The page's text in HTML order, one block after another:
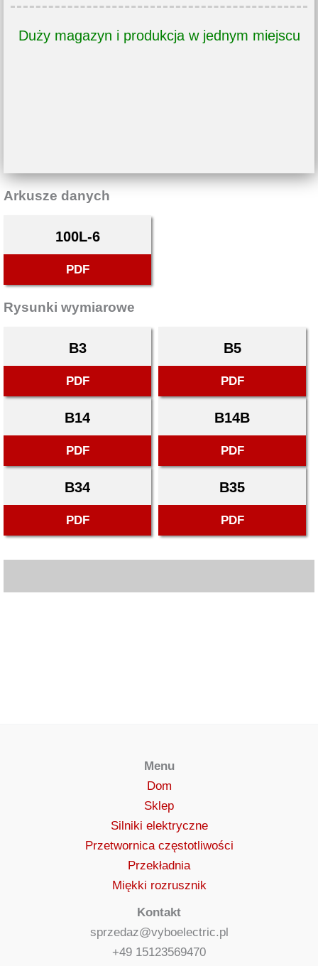
Duży magazyn i produkcja w jednym miejscu
Arkusze danych
100L-6
PDF
Rysunki wymiarowe
B3
PDF
B5
PDF
B14
PDF
B14B
PDF
B34
PDF
B35
PDF
Menu
Dom
Sklep
Silniki elektryczne
Przetwornica częstotliwości
Przekładnia
Miękki rozrusznik
Kontakt
sprzedaz@vyboelectric.pl
+49 15123569470